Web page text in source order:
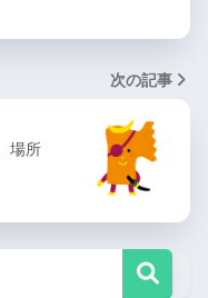
次の記事
場所